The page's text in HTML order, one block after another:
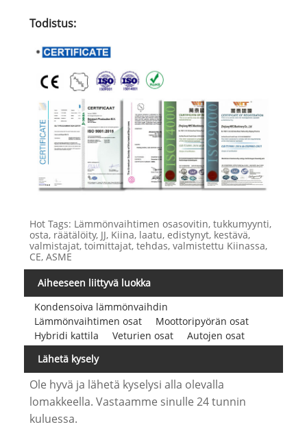
Todistus:
Hot Tags: Lämmönvaihtimen osasovitin, tukkumyynti,
osta, räätälöity, JJ, Kiina, laatu, edistynyt, kestävä,
valmistajat, toimittajat, tehdas, valmistettu Kiinassa,
CE, ASME
Aiheeseen liittyvä luokka
Kondensoiva lämmönvaihdin
Lämmönvaihtimen osat
Moottoripyörän osat
Hybridi kattila
Veturien osat
Autojen osat
Lähetä kysely
Ole hyvä ja lähetä kyselysi alla olevalla
lomakkeella. Vastaamme sinulle 24 tunnin
kuluessa.